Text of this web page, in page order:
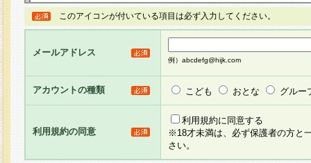
ト（以下「本サイト」といいます。）上に本サー
ージを設け、会員がアンケー ト調査に回答する
し、その結果を当社が集計・分析その他の利用を
るものです。なお、本サービスは、それぞれの目
員に対して本サービスの依頼を行うこともあり、
た全ての会員に対して本サービスの依頼をすると
りま す。
3.当社は、会員の事前の承諾を得ることなく、当
方 法・手段にて、本規約を任意に制定、変更ま
このアイコンが付いている項目は必ず入力してください。
メールアドレス
例）abcdefg@hijk.com
アカウントの種類 こども おとな グルー
利用規約の同意
利用規約に同意する
※18才未満は、必ず保護者の方と
さい。